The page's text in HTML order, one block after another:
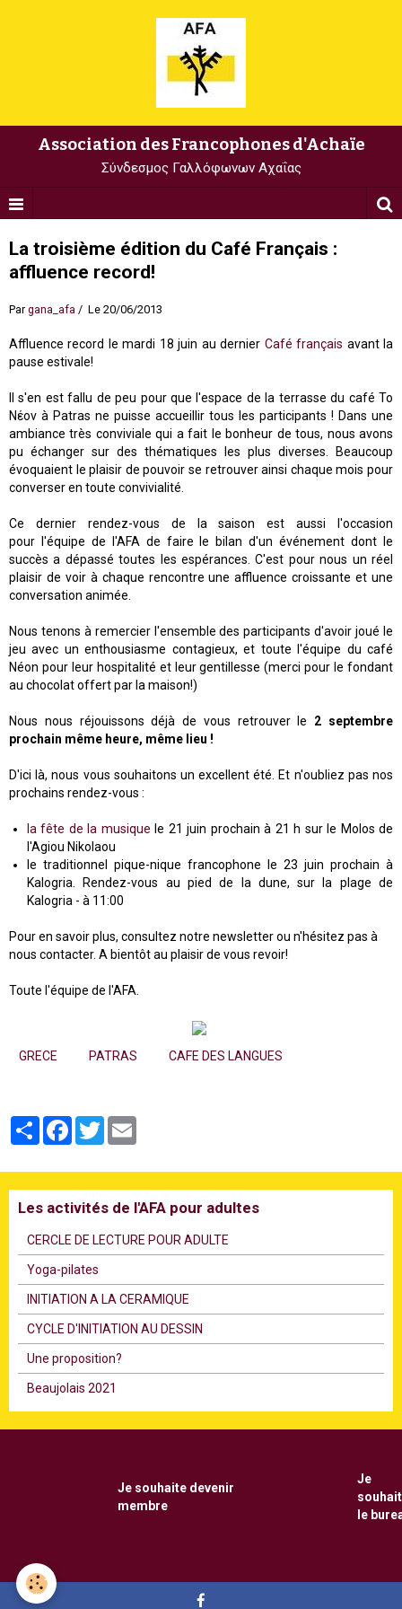
Association des Francophones d'Achaïe
Σύνδεσμος Γαλλόφωνων Αχαΐας
La troisième édition du Café Français :
affluence record!
Par gana_afa Le 20/06/2013
Affluence record le mardi 18 juin au dernier Café français avant la
pause estivale!
Il s'en est fallu de peu pour que l'espace de la terrasse du café Το
Νέον à Patras ne puisse accueillir tous les participants ! Dans une
ambiance très conviviale qui a fait le bonheur de tous, nous avons
pu échanger sur des thématiques les plus diverses.
Beaucoup
évoquaient le plaisir de pouvoir se retrouver ainsi chaque mois pour
converser en toute convivialité.
Ce dernier rendez-vous de la saison est aussi l'occasion
pour l'équipe de l'AFA de faire le bilan d'un événement dont le
succès a dépassé toutes les espérances. C'est pour nous un réel
plaisir de voir à chaque rencontre une affluence croissante et une
conversation animée.
Nous tenons à remercier l'ensemble des participants d'avoir joué le
jeu avec un enthousiasme contagieux, et toute l'équipe du café
Néon pour leur hospitalité et leur gentillesse (merci pour le fondant
au chocolat offert par la maison!)
Nous nous réjouissons déjà de vous retrouver le 2 septembre
prochain même heure, même lieu !
D'ici là, nous vous souhaitons un excellent été. Et n'oubliez pas nos
prochains rendez-vous :
la fête de la musique le 21 juin prochain à 21 h sur le Molos de
l'Agiou Nikolaou
le traditionnel pique-nique francophone le 23 juin prochain à
Kalogria. Rendez-vous au pied de la dune, sur la plage de
Kalogria - à 11:00
Pour en savoir plus, consultez notre newsletter ou n'hésitez pas à
nous contacter. A bientôt au plaisir de vous revoir!
Toute l'équipe de l'AFA.
GRECE PATRAS CAFE DES LANGUES
PartagerFacebook
Twitter
Les activités de l'AFA pour adultes
CERCLE DE LECTURE POUR ADULTE
Υoga-pilates
INITIATION A LA CERAMIQUE
CYCLE D'INITIATION AU DESSIN
Une proposition?
Beaujolais 2021
Je souhaite devenir
membre
Je
le